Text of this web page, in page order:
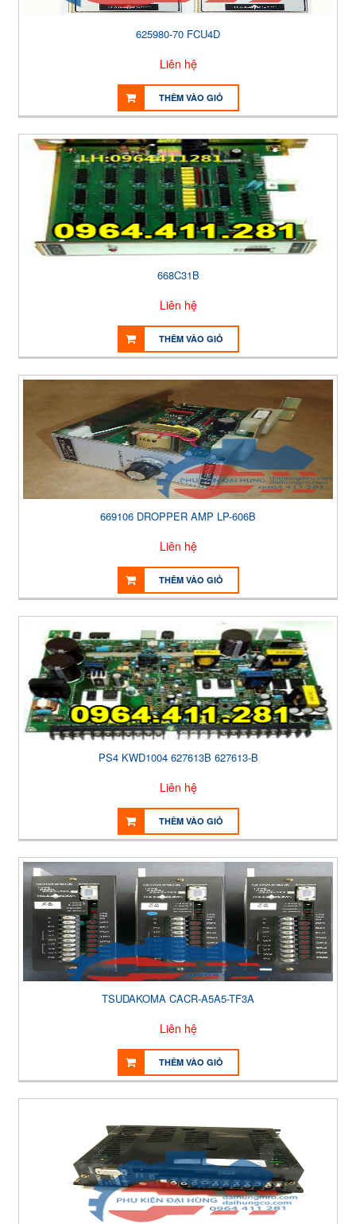
625980-70 FCU4D
Liên hệ
THÊM VÀO GIỎ
668C31B
Liên hệ
THÊM VÀO GIỎ
669106 DROPPER AMP LP-606B
Liên hệ
THÊM VÀO GIỎ
PS4 KWD1004 627613B 627613-B
Liên hệ
THÊM VÀO GIỎ
TSUDAKOMA CACR-A5A5-TF3A
Liên hệ
THÊM VÀO GIỎ